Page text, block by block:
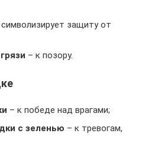
символизирует защиту от
– к позору.
– к победе над врагами;
с зеленью – к тревогам,